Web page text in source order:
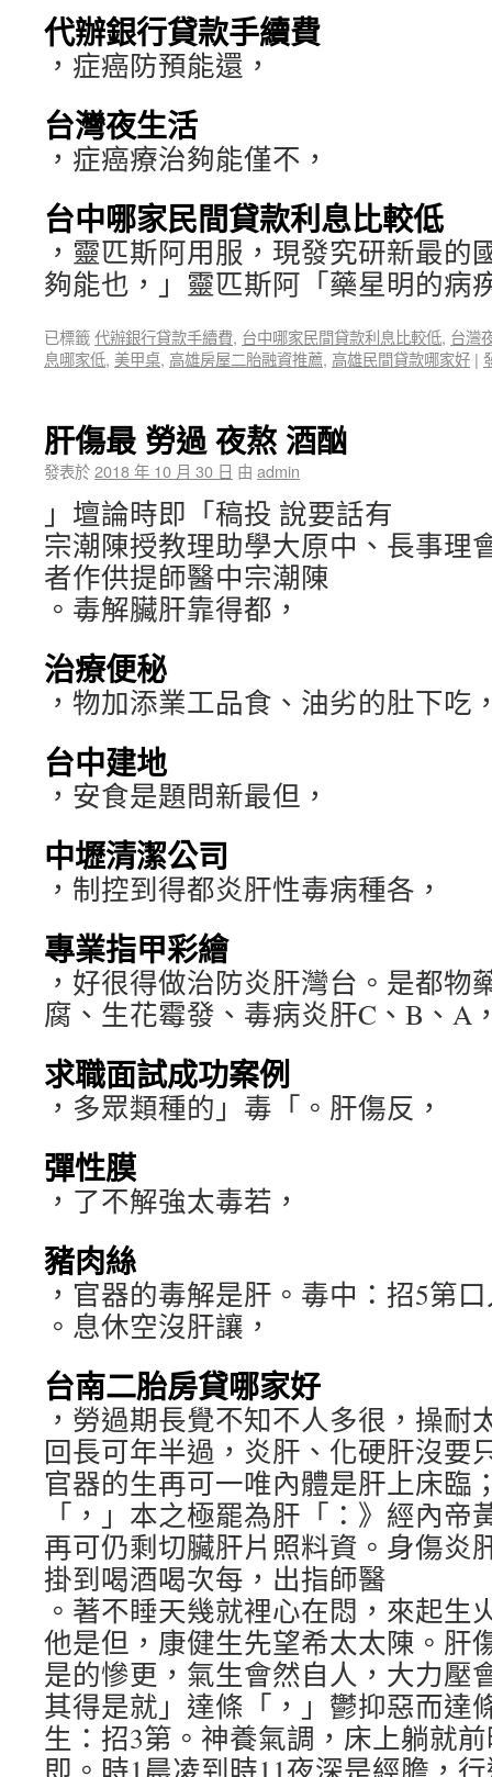
代辦銀行貸款手續費
，症癌防預能還，
台灣夜生活
，症癌療治夠能僅不，
台中哪家民間貸款利息比較低
，靈匹斯阿用服，現發究研新最的
夠能也，」靈匹斯阿「藥星明的病
已標籤代辦銀行貸款手續費, 台中哪家民間貸款利息比較低, 台灣
息哪家低, 美甲桌, 高雄房屋二胎融資推薦, 高雄民間貸款哪家好 |
肝傷最 勞過 夜熬 酒酗
發表於2018 年 10 月 30 日 由 admin
」壇論時即「稿投 說要話有
宗潮陳授教理助學大原中、長事理
者作供提師醫中宗潮陳
。毒解臟肝靠得都，
治療便秘
，物加添業工品食、油劣的肚下吃
台中建地
，安食是題問新最但，
中壢清潔公司
，制控到得都炎肝性毒病種各，
專業指甲彩繪
，好很得做治防炎肝灣台。是都物
腐、生花霉發、毒病炎肝C、B、A
求職面試成功案例
，多眾類種的」毒「。肝傷反，
彈性膜
，了不解強太毒若，
豬肉絲
，官器的毒解是肝。毒中：招5第
。息休空沒肝讓，
台南二胎房貸哪家好
，勞過期長覺不知不人多很，操耐
回長可年半過，炎肝、化硬肝沒要
官器的生再可一唯內體是肝上床臨
「，」本之極罷為肝「：》經內帝
再可仍剩切臟肝片照料資。身傷炎
掛到喝酒喝次每，出指師醫
。著不睡天幾就裡心在悶，來起生
他是但，康健生先望希太太陳。肝
是的慘更，氣生會然自人，大力壓
其得是就」達條「，」鬱抑惡而達
生：招3第。神養氣調，床上躺就
即。時1晨凌到時11夜深是經膽，